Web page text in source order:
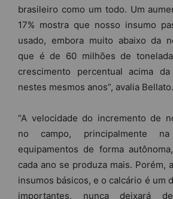
brasileiro como um todo. Um
17% mostra que nosso insumo
usado, embora muito abaixo da
que é de 60 milhões de
crescimento percentual acima
nestes mesmos anos”, avalia Bellato.
“A velocidade do incremento de
no campo, principalmente
equipamentos de forma
cada ano se produza mais. Porém,
insumos básicos, e o calcário é um
importantes, nunca deixará